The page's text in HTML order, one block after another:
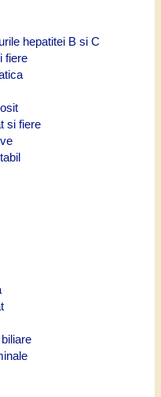
hepatitei B si C
fiere
si fiere